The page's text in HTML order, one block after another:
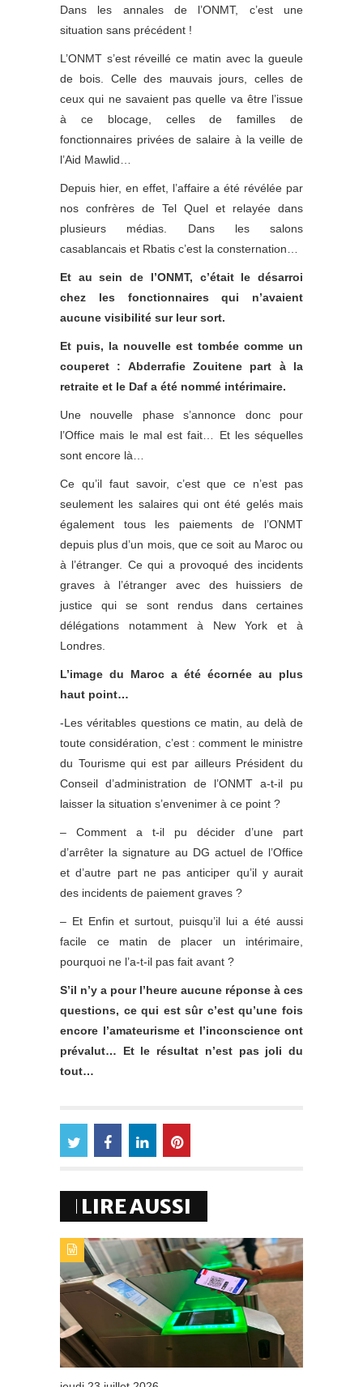
Dans les annales de l’ONMT, c’est une
situation sans précédent !
L’ONMT s’est réveillé ce matin avec la gueule
de bois. Celle des mauvais jours, celles de
ceux qui ne savaient pas quelle va être l’issue
à ce blocage, celles de familles de
fonctionnaires privées de salaire à la veille de
l’Aid Mawlid…
Depuis hier, en effet, l’affaire a été révélée par
nos confrères de Tel Quel et relayée dans
plusieurs médias. Dans les salons
casablancais et Rbatis c’est la consternation…
Et au sein de l’ONMT, c’était le désarroi
chez les fonctionnaires qui n’avaient
aucune visibilité sur leur sort.
Et puis, la nouvelle est tombée comme un
couperet : Abderrafie Zouitene part à la
retraite et le Daf a été nommé intérimaire.
Une nouvelle phase s’annonce donc pour
l’Office mais le mal est fait… Et les séquelles
sont encore là…
Ce qu’il faut savoir, c’est que ce n’est pas
seulement les salaires qui ont été gelés mais
également tous les paiements de l’ONMT
depuis plus d’un mois, que ce soit au Maroc ou
à l’étranger. Ce qui a provoqué des incidents
graves à l’étranger avec des huissiers de
justice qui se sont rendus dans certaines
délégations notamment à New York et à
Londres.
L’image du Maroc a été écornée au plus
haut point…
-Les véritables questions ce matin, au delà de
toute considération, c’est : comment le ministre
du Tourisme qui est par ailleurs Président du
Conseil d’administration de l’ONMT a-t-il pu
laisser la situation s’envenimer à ce point ?
– Comment a t-il pu décider d’une part
d’arrêter la signature au DG actuel de l’Office
et d’autre part ne pas anticiper qu’il y aurait
des incidents de paiement graves ?
– Et Enfin et surtout, puisqu’il lui a été aussi
facile ce matin de placer un intérimaire,
pourquoi ne l’a-t-il pas fait avant ?
S’il n’y a pour l’heure aucune réponse à ces
questions, ce qui est sûr c’est qu’une fois
encore l’amateurisme et l’inconscience ont
prévalut… Et le résultat n’est pas joli du
tout…
LIRE AUSSI
TYPE DE PUBLICATION : A_LA_UNETITRE : AIRPORTS
OF MOROCCO GÉNÉRALISE LA CARTE
D’EMBARQUEMENT 100 % MOBILE